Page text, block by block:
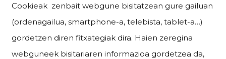
Cookieak zenbait webgune bisitatzean gure gailuan
(ordenagailua, smartphone-a, telebista, tablet-a…)
gordetzen diren fitxategiak dira. Haien zeregina
webguneek bisitariaren informazioa gordetzea da,